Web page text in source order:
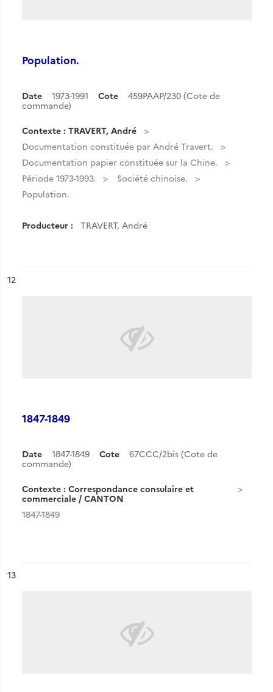
Population.
Date 1973-1991 Cote
459PAAP/230 (Cote de
commande)
Contexte : TRAVERT, André
Documentation constituée par André Travert.
Documentation papier constituée sur la Chine.
Période 1973-1993.
Société chinoise.
Population.
Producteur : TRAVERT, André
n°
12
1847-1849
Date 1847-1849 Cote
67CCC/2bis (Cote de
commande)
Contexte : Correspondance consulaire et
commerciale / CANTON
1847-1849
n°
13